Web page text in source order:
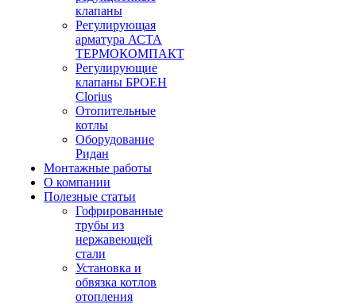
клапаны
Регулирующая
арматура АСТА
ТЕРМОКОМПАКТ
Регулирующие
клапаны БРОЕН
Clorius
Отопительные
котлы
Оборудование
Ридан
Монтажные работы
О компании
Полезные статьи
Гофрированные
трубы из
нержавеющей
стали
Установка и
обвязка котлов
отопления